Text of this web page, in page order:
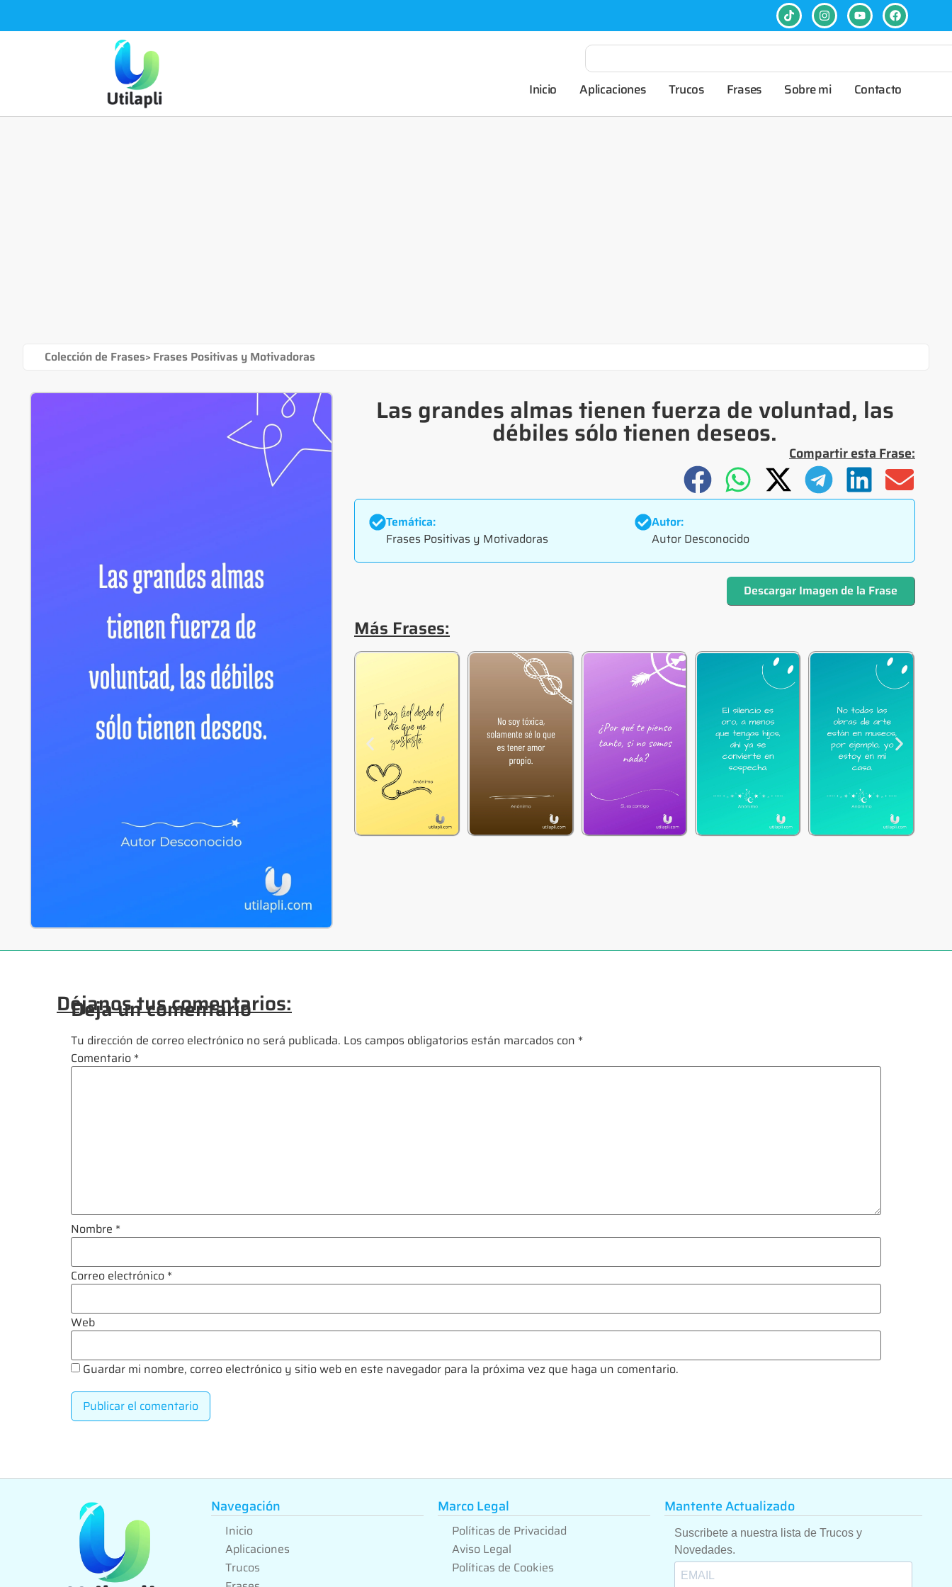
Inicio Aplicaciones Trucos Frases Sobre mi Contacto
Colección de Frases> Frases Positivas y Motivadoras
Las grandes almas tienen fuerza de voluntad, las
débiles sólo tienen deseos.
Compartir esta Frase:
Temática:
Frases Positivas y Motivadoras
Autor:
Autor Desconocido
Descargar Imagen de la Frase
Más Frases:
Déjanos tus comentarios:
Deja un comentario
Tu dirección de correo electrónico no será publicada. Los campos obligatorios están marcados con *
Comentario *
Nombre *
Correo electrónico *
Web
Guardar mi nombre, correo electrónico y sitio web en este navegador para la próxima vez que haga un comentario.
Navegación
Inicio
Aplicaciones
Trucos
Marco Legal
Políticas de Privacidad
Aviso Legal
Políticas de Cookies
Mantente Actualizado
Suscribete a nuestra lista de Trucos y
Novedades.